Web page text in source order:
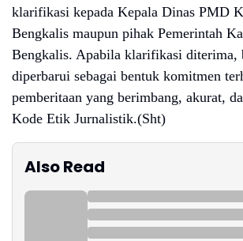
klarifikasi kepada Kepala Dinas PMD
Bengkalis maupun pihak Pemerintah
Bengkalis. Apabila klarifikasi diterima,
diperbarui sebagai bentuk komitmen
pemberitaan yang berimbang, akurat,
Kode Etik Jurnalistik.(Sht)
Also Read